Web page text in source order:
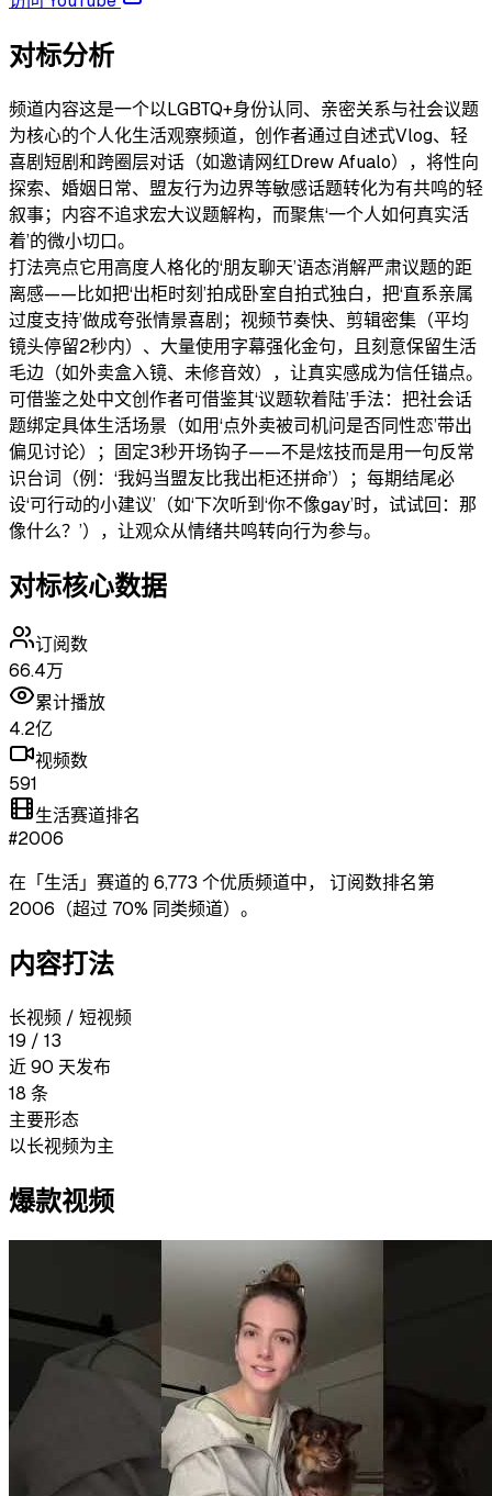
对标分析
频道内容这是一个以LGBTQ+身份认同、亲密关系与社会议题
为核心的个人化生活观察频道，创作者通过自述式Vlog、轻
喜剧短剧和跨圈层对话（如邀请网红Drew Afualo），将性向
探索、婚姻日常、盟友行为边界等敏感话题转化为有共鸣的轻
叙事；内容不追求宏大议题解构，而聚焦‘一个人如何真实活
着’的微小切口。
打法亮点它用高度人格化的‘朋友聊天’语态消解严肃议题的距
离感——比如把‘出柜时刻’拍成卧室自拍式独白，把‘直系亲属
过度支持’做成夸张情景喜剧；视频节奏快、剪辑密集（平均
镜头停留2秒内）、大量使用字幕强化金句，且刻意保留生活
毛边（如外卖盒入镜、未修音效），让真实感成为信任锚点。
可借鉴之处中文创作者可借鉴其‘议题软着陆’手法：把社会话
题绑定具体生活场景（如用‘点外卖被司机问是否同性恋’带出
偏见讨论）；固定3秒开场钩子——不是炫技而是用一句反常
识台词（例：‘我妈当盟友比我出柜还拼命’）；每期结尾必
设‘可行动的小建议’（如‘下次听到‘你不像gay’时，试试回：那
像什么？’），让观众从情绪共鸣转向行为参与。
对标核心数据
订阅数
66.4万
累计播放
4.2亿
视频数
591
生活赛道排名
#2006
在「生活」赛道的 6,773 个优质频道中，
订阅数排名第
2006 （超过 70% 同类频道） 。
内容打法
长视频 / 短视频
19 / 13
近 90 天发布
18 条
主要形态
以长视频为主
爆款视频